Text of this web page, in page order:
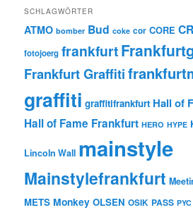
SCHLAGWÖRTER
ATMO bomber Bud coke cor CORE
fotojoerg frankfurt
Frankfurt Graffiti
graffiti graffitifrankfurt Hall of
Hall of Fame Frankfurt HERO HYPE
Lincoln Wall mainstyle
Mainstylefrankfurt
METS Monkey OLSEN OSIK PASS PYC